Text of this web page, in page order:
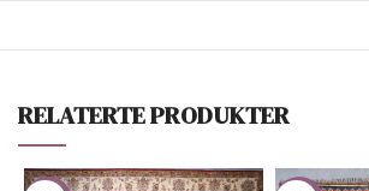
RELATERTE PRODUKTER